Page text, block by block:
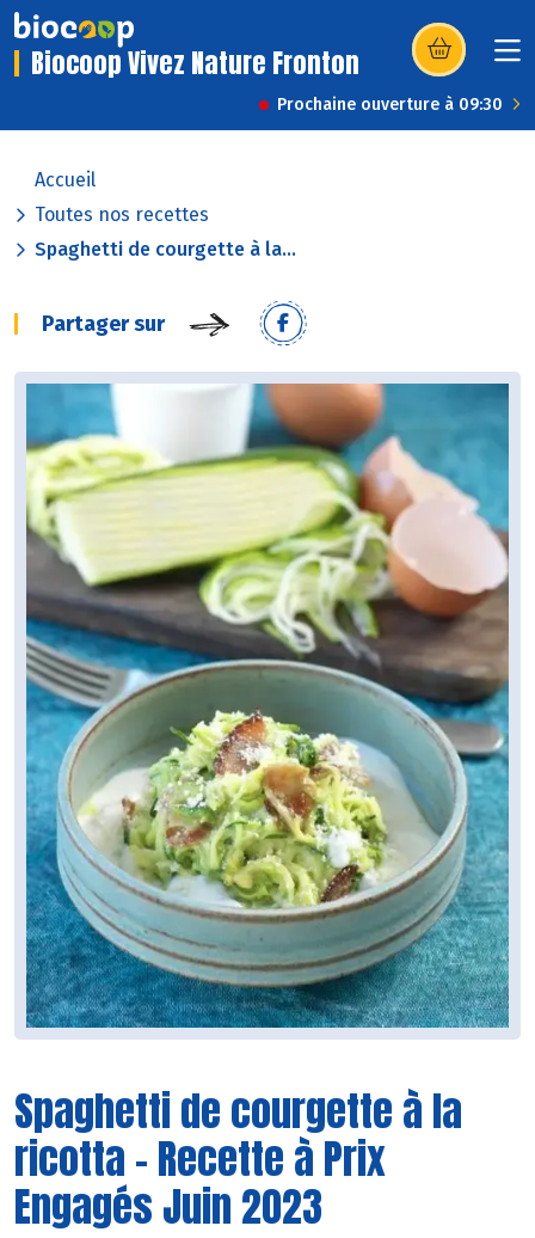
Biocoop Vivez Nature Fronton (s’ouvre dans
Prochaine ouverture à 09:30
Accueil
Toutes nos recettes
Spaghetti de courgette à la...
Partager sur
Spaghetti de courgette à la
ricotta - Recette à Prix
Engagés Juin 2023